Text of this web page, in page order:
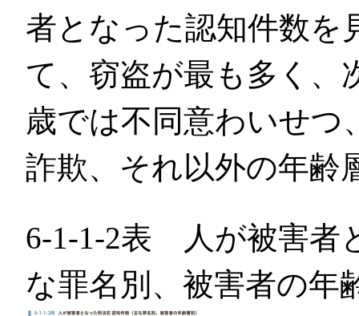
者となった認知件数を
て、窃盗が最も多く、
歳では不同意わいせつ
詐欺、それ以外の年齢
6-1-1-2表 人が被害者
な罪名別、被害者の年